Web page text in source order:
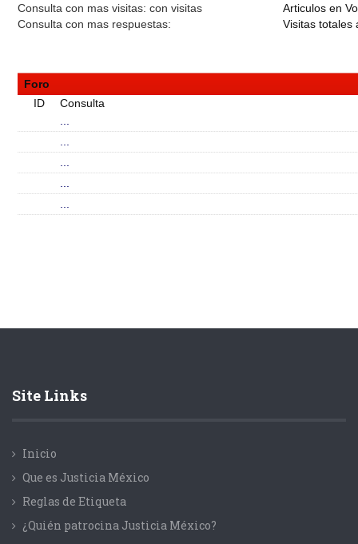
Consulta con mas visitas: con visitas
Consulta con mas respuestas:
Articulos en
Visitas totales
Foro
ID
Consulta
Site Links
Inicio
Que es Justicia México
Reglas de Etiqueta
¿Quién patrocina Justicia México?